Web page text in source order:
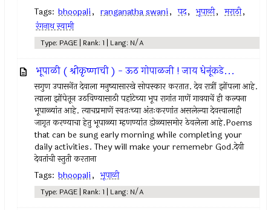
Tags: bhoopali, ranganatha swani, पद, भूपाळी, मराठी,
रंगनाथ स्वामी
Type: PAGE | Rank: 1 | Lang: N/A
भूपाळी ( श्रीकृष्णाची ) - ऊठ गोपाळजी ! जाय धेनूंकडे...
सगुण उपासनेंत देवाला मनुष्यासारखे सोपस्कार करतात. देव रात्रीं झोंपला आहे.
त्याला झोंपेतून उठविण्यासाठी पहांटेच्या भूप रागांत गाणें गावयाचें ही कल्पना
भूपाळ्यांत आहे. त्याचप्रमाणें स्वतःच्या अंतःकरणांत असलेल्या देवत्त्वालाही
जागृत करण्याचा हेतु भूपाळ्या म्हणण्यांत डोळ्यासमोर ठेवलेला आहे.Poems
that can be sung early morning while completing your
daily activities. They will make your rememebr God.देवी
देवतांची स्तुती करताना
Tags: bhoopali, भूपाळी
Type: PAGE | Rank: 1 | Lang: N/A